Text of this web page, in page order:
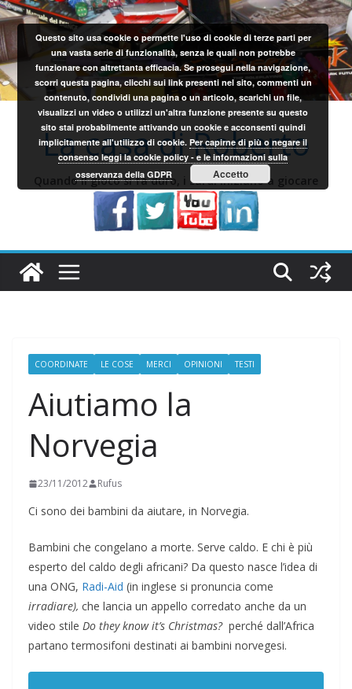
Salta
al
contenuto
La casa di Roberto
Quando il gioco si fa duro, i sardi iniziano a giocare
COORDINATE LE COSE MERCI OPINIONI TESTI
Aiutiamo la
Norvegia
23/11/2012 Rufus
Ci sono dei bambini da aiutare, in Norvegia.
Bambini che congelano a morte. Serve caldo. E chi è più
esperto del caldo degli africani? Da questo nasce l’idea di
una ONG, Radi-Aid (in inglese si pronuncia come
irradiare), che lancia un appello corredato anche da un
video stile Do they know it’s Christmas?perché dall’Africa
partano termosifoni destinati ai bambini norvegesi.
Questo sito usa cookie o permette l'uso di cookie di terze parti per
una vasta serie di funzionalità, senza le quali non potrebbe
funzionare con altrettanta efficacia. Se prosegui nella navigazione,
scorri questa pagina, clicchi sui link presenti nel sito, commenti un
contenuto, condividi una pagina o un articolo, scarichi un file,
visualizzi un video o utilizzi un'altra funzione presente su questo
sito stai probabilmente attivando un cookie e acconsenti quindi
implicitamente all'utilizzo di cookie.Per capirne di più o negare il
consenso leggi la cookie policy - e le informazioni sulla
osservanza della GDPR
Accetto